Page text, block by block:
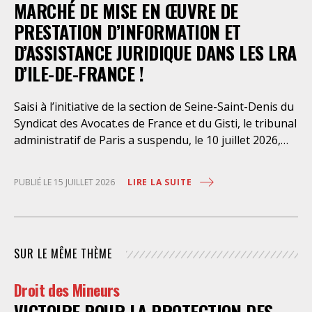
dont l’infirmerie psychiatrique de la préfecture de
police a depuis trop longtemps
MARCHÉ DE MISE EN ŒUVRE DE
PRESTATION D’INFORMATION ET
D’ASSISTANCE JURIDIQUE DANS LES LRA
D’ILE-DE-FRANCE !
Saisi à l’initiative de la section de Seine-Saint-Denis du
Syndicat des Avocat.es de France et du Gisti, le tribunal
administratif de Paris a suspendu, le 10 juillet 2026,
œuvre de prestations d’information et d’assistance
juridique des étrangers maintenus dans les locaux de
droits fondamentaux des personnes retenues et
déontologiques régissant la profession d’avocat. Ainsi,
l’assistance dont bénéficient les personnes retenues,
PUBLIÉ LE 15 JUILLET 2026 LIRE LA SUITE
SUR LE MÊME THÈME
Droit des Mineurs